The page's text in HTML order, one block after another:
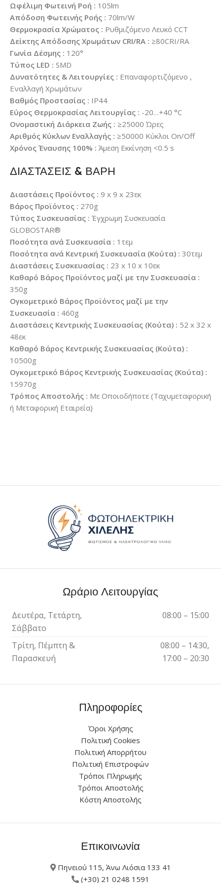
Ωφέλιμη Φωτεινή Ροή : 105lm
Απόδοση Φωτεινής Ροής : 70lm/W
Θερμοκρασία Χρώματος : Ρυθμιζόμενο Λευκό CCT
Δείκτης Απόδοσης Χρωμάτων CRI/RA : ≥80CRI/RA
Γωνία Δέσμης : 120°
Τύπος LED : SMD
Δυνατότητες & Λειτουργίες : Επαναφορτιζόμενο ,
Εναλλαγή Χρωμάτων
Βαθμός Προστασίας : IP44
Εύρος Θερμοκρασίας Λειτουργίας : -20…+40 °C
Ονομαστική Διάρκεια Ζωής : ≥25000 Ώρες
Αριθμός Κύκλων Εναλλαγής : ≥50000 Κύκλοι On/Off
Χρόνος Έναυσης 100% : Άμεση Εκκίνηση <0.5 s
ΔΙΑΣΤΑΣΕΙΣ & ΒΑΡΗ
Διαστάσεις Προϊόντος : 9 x 9 x 23εκ
Βάρος Προϊόντος : 270g
Τύπος Συσκευασίας : Έγχρωμη Συσκευασία
GLOBOSTAR®
Ποσότητα ανά Συσκευασία : 1τεμ
Ποσότητα ανά Κεντρική Συσκευασία (Κούτα) : 30τεμ
Διαστάσεις Συσκευασίας : 23 x 10 x 10εκ
Καθαρό Βάρος Προϊόντος μαζί με την Συσκευασία :
350g
Ογκομετρικό Βάρος Προϊόντος μαζί με την
Συσκευασία : 460g
Διαστάσεις Κεντρικής Συσκευασίας (Κούτα) : 52 x 32 x
48εκ
Καθαρό Βάρος Κεντρικής Συσκευασίας (Κούτα) :
10500g
Ογκομετρικό Βάρος Κεντρικής Συσκευασίας (Κούτα) :
15970g
Τρόπος Αποστολής : Με Οποιοδήποτε (Ταχυμεταφορική
ή Μεταφορική Εταιρεία)
Ωράριο Λειτουργίας
Δευτέρα, Τετάρτη,
Σάββατο
08:00 – 15:00
Τρίτη, Πέμπτη &
Παρασκευή
08:00 – 14:30,
17:00 – 20:30
Πληροφορίες
Όροι Χρήσης
Πολιτική Cookies
Πολιτική Απορρήτου
Πολιτική Επιστροφών
Τρόποι Πληρωμής
Τρόποι Αποστολής
Κόστη Αποστολής
Επικοινωνία
Πηνειού 115, Άνω Λιόσια 133 41
(+30) 21 0248 1591